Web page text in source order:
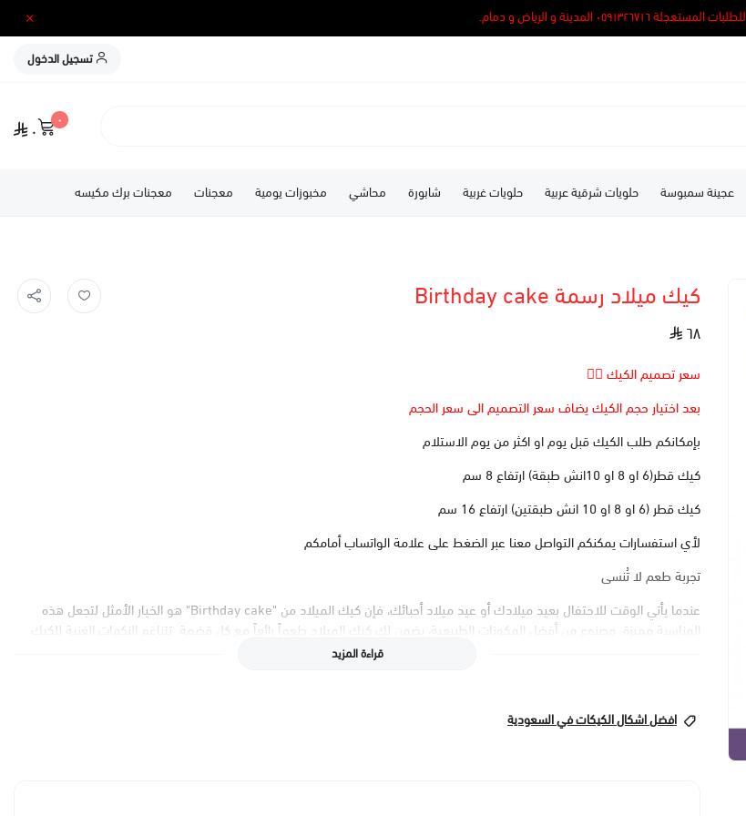
للطلبات المستعجلة ٠٥٩١٣٢٦٧١٦ المدينة و الرياض و دمام.
تسجيل الدخول
٠
٠
عجينة سمبوسة حلويات شرقية عربية حلويات غربية شابورة محاشي مخبوزات يومية معجنات معجنات برك مكيسه
كيك ميلاد رسمة Birthday cake
٦٨
سعر تصميم الكيك 👆🏻
بعد اختيار حجم الكيك يضاف سعر التصميم الى سعر الحجم
بإمكانكم طلب الكيك قبل يوم او اكثر من يوم الاستلام
كيك قطر(6 او 8 او 10انش طبقة) ارتفاع 8 سم
كيك قطر (6 او 8 او 10 انش طبقتين) ارتفاع 16 سم
لأي استفسارات يمكنكم التواصل معنا عبر الضغط على علامة الواتساب أمامكم
تجربة طعم لا تُنسى
عندما يأتي الوقت للاحتفال بعيد ميلادك أو عيد ميلاد أحبائك، فإن كيك الميلاد من "Birthday cake" هو الخيار الأمثل لتجعل هذه
المناسبة مميزة. مصنوع من أفضل المكونات الطبيعية، يضمن لك كيك الميلاد طعماً رائعاً مع كل قضمة. تتناغم النكهات الغنية للكيك
مع كريمة الزبدة الطرية التي ستمنحك تجربة مذاق فريدة تستحق الاحتفاء بها.
كيك الميلاد ليس مجرد حلوى، بل هو قطعة فنية تزين حفلتك. تأتي كل قطعة مزينة بتفاصيل دقيقة ورسومات تعكس ذوقك وتتماشى
قراءة المزيد
افضل اشكال الكيكات في السعودية